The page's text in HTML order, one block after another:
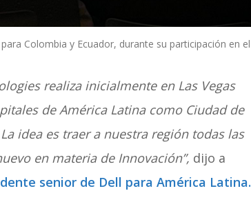
Colombia y Ecuador, durante su participación en el
realiza inicialmente en Las Vegas
de América Latina como Ciudad de
idea es traer a nuestra región todas las
en materia de Innovación”, dijo a
senior de Dell para América Latina.